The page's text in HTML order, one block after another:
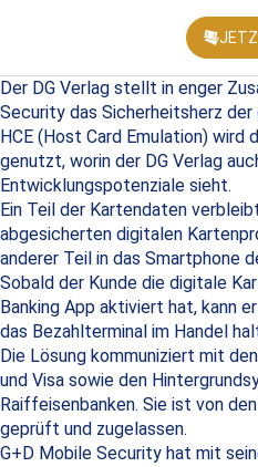
Der DG Verlag stellt in enger
Security das Sicherheitsherz
HCE (Host Card Emulation)
genutzt, worin der DG Verlag
Entwicklungspotenziale sieht.
Ein Teil der Kartendaten
abgesicherten digitalen
anderer Teil in das Smartphone
Sobald der Kunde die digitale
Banking App aktiviert hat, kann
das Bezahlterminal im Handel
Die Lösung kommuniziert mit
und Visa sowie den
Raiffeisenbanken. Sie ist von
geprüft und zugelassen.
G+D Mobile Security hat mit